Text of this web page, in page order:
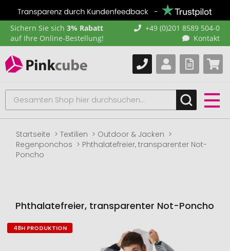
Sichern Sie sich 3% Rabatt
auf Ihre Online-Bestellung!
+49 (0)201 8589 504-0
Kontakt
Startseite Textilien
Outdoor & Jacken
Regenponchos
Phthalatefreier, transparenter Not-
Poncho
Phthalatefreier, transparenter Not-Poncho
Zum
48H PRODUKTION